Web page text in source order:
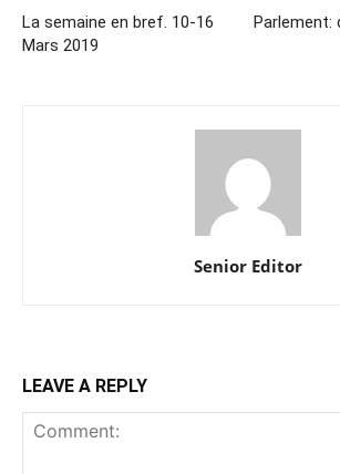
La semaine en bref. 10-16
Mars 2019
Parlement:
Senior Editor
LEAVE A REPLY